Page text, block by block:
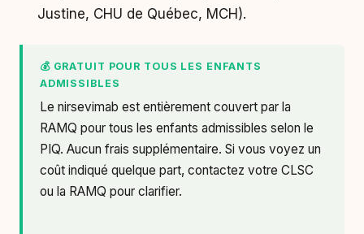
Justine, CHU de Québec, MCH).
💰 GRATUIT POUR TOUS LES ENFANTS
ADMISSIBLES
Le nirsevimab est entièrement couvert par la
RAMQ pour tous les enfants admissibles selon le
PIQ. Aucun frais supplémentaire. Si vous voyez un
coût indiqué quelque part, contactez votre CLSC
ou la RAMQ pour clarifier.